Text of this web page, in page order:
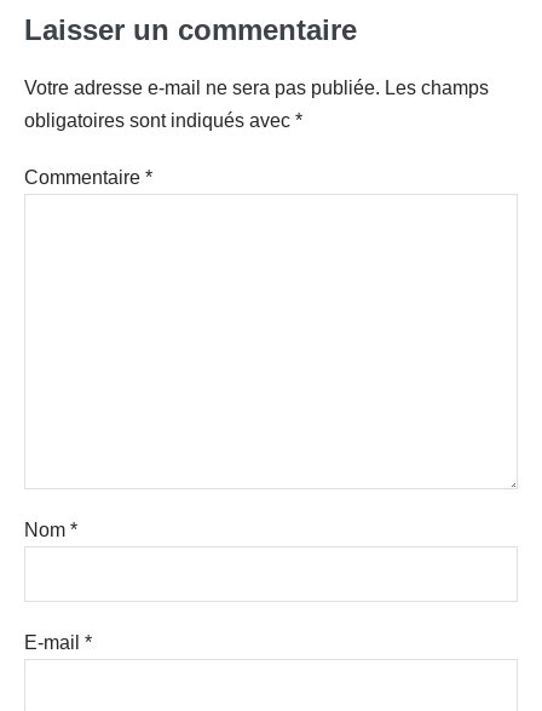
Laisser un commentaire
Votre adresse e-mail ne sera pas publiée. Les champs
obligatoires sont indiqués avec *
Commentaire *
Nom *
E-mail *